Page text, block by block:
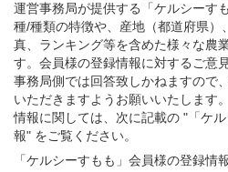
運営事務局が提供する「ケルシーすも
種/種類の特徴や、産地（都道府県）
真、ランキング等を含めた様々な農
す。会員様の登録情報に対するご意
事務局側では回答致しかねますので
いただきますようお願いいたします
情報に関しては、次に記載の "「ケ
報" をご覧ください。
「ケルシーすもも」会員様の登録情